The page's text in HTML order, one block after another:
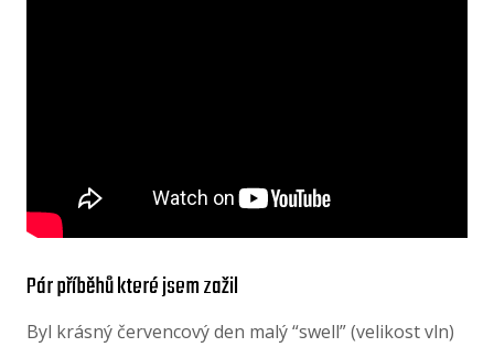
Pár příběhů které jsem zažil
Byl krásný červencový den malý “swell” (velikost vln)